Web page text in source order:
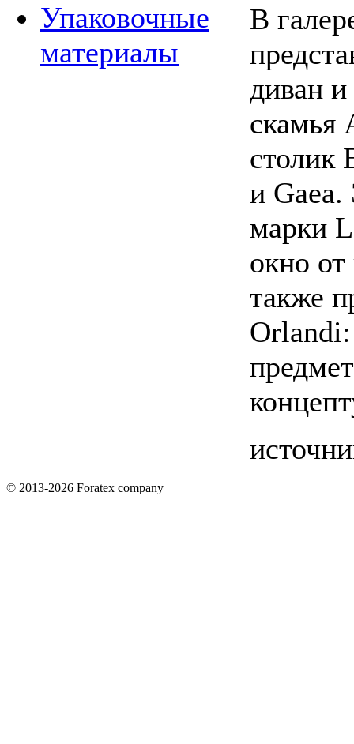
Упаковочные
материалы
В
диван
скамья
столик
и
марки
окно
также
© 2013-2026 Foratex company